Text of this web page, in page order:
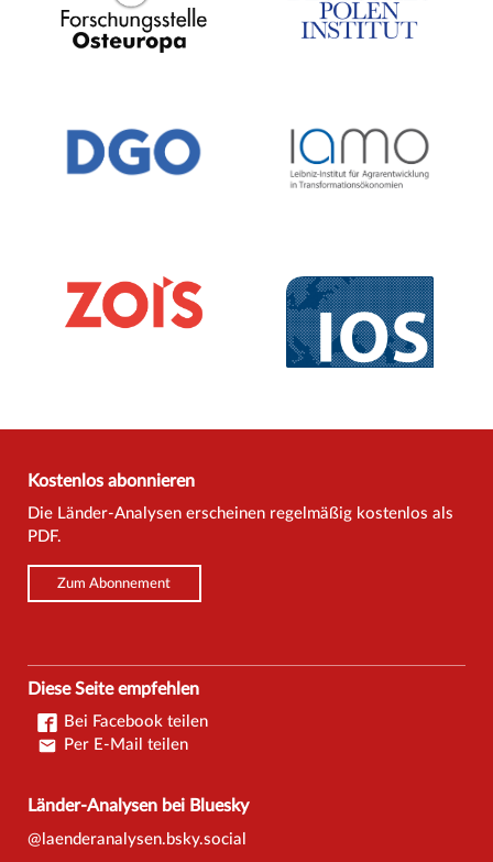
Kostenlos abonnieren
Die Länder-Analysen erscheinen regelmäßig kostenlos als
PDF.
Zum Abonnement
Diese Seite empfehlen
Bei Facebook teilen
Per E-Mail teilen
Länder-Analysen bei Bluesky
@laenderanalysen.bsky.social